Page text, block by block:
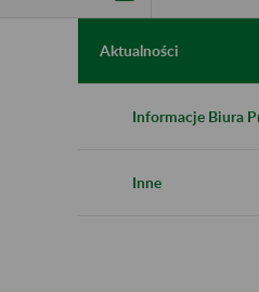
Aktualności
Informacje Biura
Inne